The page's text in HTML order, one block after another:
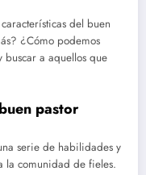
del buen
¿Cómo podemos
a aquellos que
pastor
serie de habilidades y
la comunidad de fieles.